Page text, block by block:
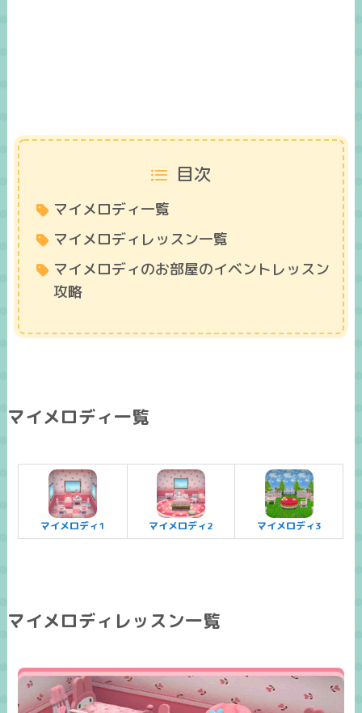
目次
マイメロディ一覧
マイメロディレッスン一覧
マイメロディのお部屋のイベントレッスン
攻略
マイメロディ一覧
マイメロディ1 マイメロディ2 マイメロディ3
マイメロディレッスン一覧